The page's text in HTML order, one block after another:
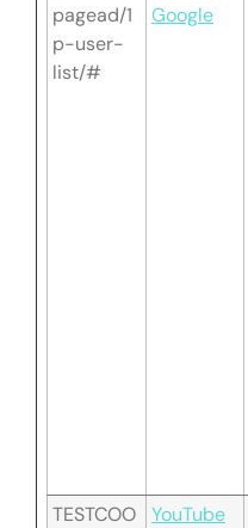
pagead/1
p-user-
list/#
Google
TESTCOO
YouTube